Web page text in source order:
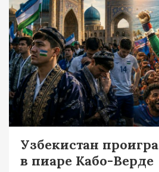
Узбекистан
в пиаре Кабо-Верде